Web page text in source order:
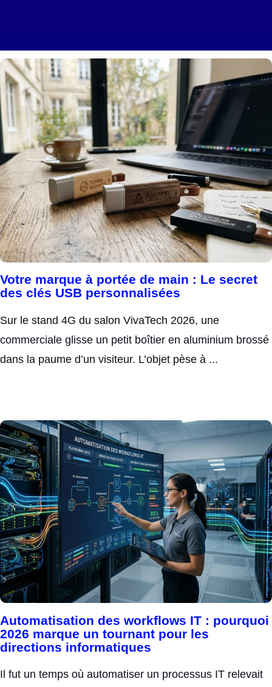
Votre marque à portée de main : Le secret
des clés USB personnalisées
Sur le stand 4G du salon VivaTech 2026, une
commerciale glisse un petit boîtier en aluminium brossé
dans la paume d’un visiteur. L’objet pèse à ...
Automatisation des workflows IT : pourquoi
2026 marque un tournant pour les
directions informatiques
Il fut un temps où automatiser un processus IT relevait